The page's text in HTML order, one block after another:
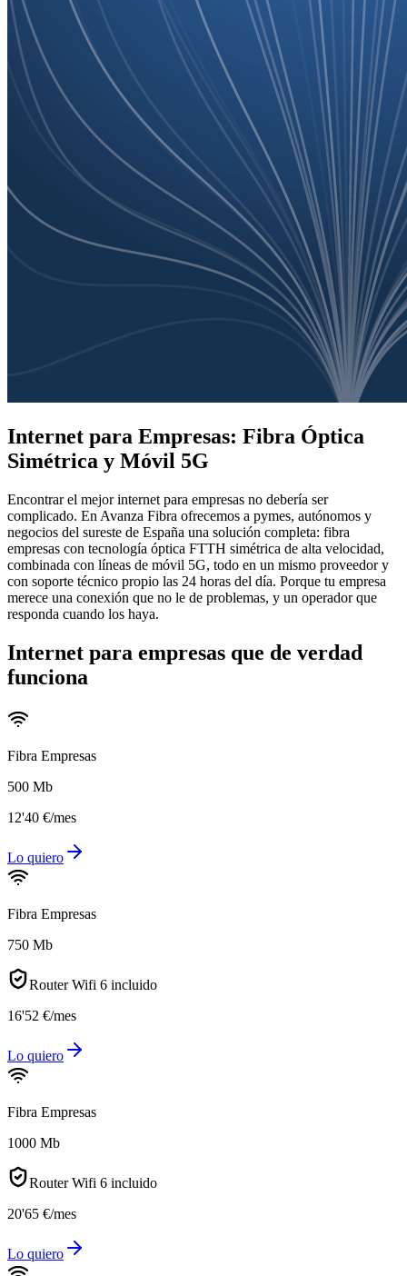
Internet para Empresas: Fibra Óptica
Simétrica y Móvil 5G
Encontrar el mejor internet para empresas no debería ser
complicado. En Avanza Fibra ofrecemos a pymes, autónomos y
negocios del sureste de España una solución completa: fibra
empresas con tecnología óptica FTTH simétrica de alta velocidad,
combinada con líneas de móvil 5G, todo en un mismo proveedor y
con soporte técnico propio las 24 horas del día. Porque tu empresa
merece una conexión que no le de problemas, y un operador que
responda cuando los haya.
Internet para empresas que de verdad
funciona
Fibra Empresas
500 Mb
12'40 €/mes
Lo quiero
Fibra Empresas
750 Mb
Router Wifi 6 incluido
16'52 €/mes
Lo quiero
Fibra Empresas
1000 Mb
Router Wifi 6 incluido
20'65 €/mes
Lo quiero